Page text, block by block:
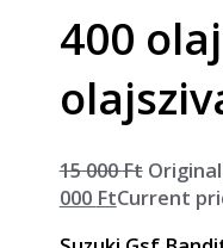
400
15 000Ft
000 FtCurrent